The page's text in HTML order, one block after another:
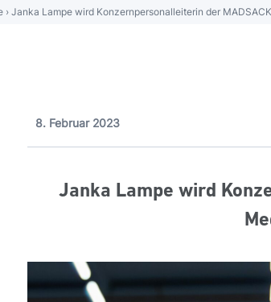
› Janka Lampe wird Konzernpersonalleiterin der
8. Februar 2023
Janka Lampe wird